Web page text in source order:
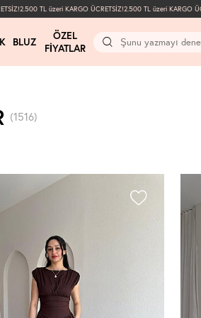
TL üzeri KARGO ÜCRETSİZ!2.500 TL üzeri KARGO ÜCRETSİZ!
BLUZ
ÖZEL
FIYATLAR
(1516)